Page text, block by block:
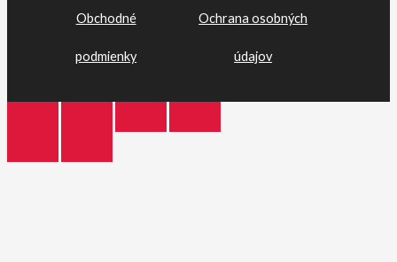
Obchodné
podmienky
Ochrana osobných
údajov